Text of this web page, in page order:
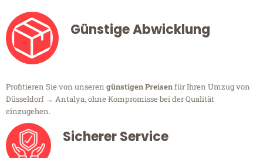
Günstige Abwicklung
Profitieren Sie von unseren günstigen Preisenfür Ihren Umzug von
Düsseldorf → Antalya, ohne Kompromisse bei der Qualität
einzugehen.
Sicherer Service